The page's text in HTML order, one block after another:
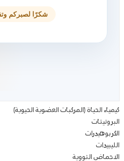
كيمياء الحياة (المركبات العضوية الحيوية)
البروتينات
الكربوهيدرات
الليبيدات
الاحماض النووية